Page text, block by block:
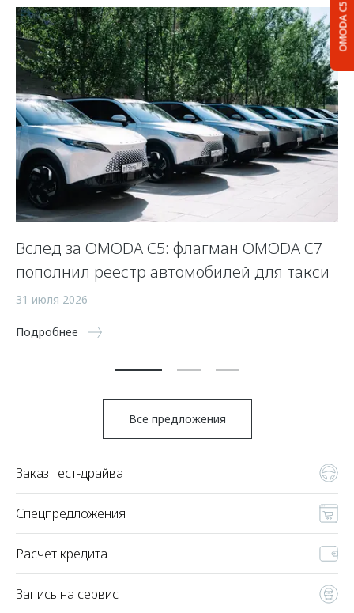
OMODA C5
Вслед за OMODA C5: флагман OMODA C7
пополнил реестр автомобилей для такси
31 июля 2026
Подробнее
Все предложения
Заказ тест-драйва
Спецпредложения
Расчет кредита
Запись на сервис